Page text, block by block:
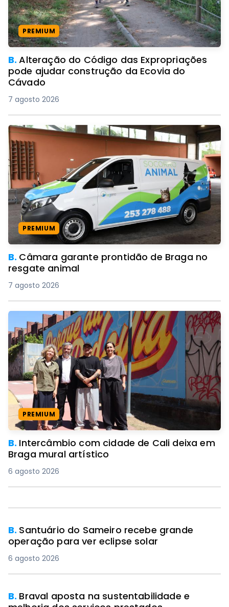
PREMIUM
B.Alteração do Código das Expropriações
pode ajudar construção da Ecovia do
Cávado
7 agosto 2026
PREMIUM
B. Câmara garante prontidão de Braga no
resgate animal
7 agosto 2026
PREMIUM
B. Intercâmbio com cidade de Cali deixa em
Braga mural artístico
6 agosto 2026
B. Santuário do Sameiro recebe grande
operação para ver eclipse solar
6 agosto 2026
B. Braval aposta na sustentabilidade e